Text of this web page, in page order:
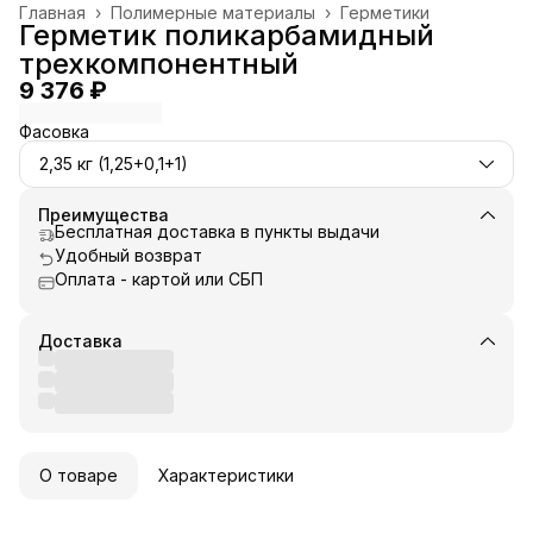
Герметики
Полимерные материалы ›
Главная ›
Герметик поликарбамидный
трехкомпонентный
9 376 ₽
Фасовка
2,35 кг (1,25+0,1+1)
Преимущества
Бесплатная доставка в пункты выдачи
Удобный возврат
Оплата - картой или СБП
Доставка
О товаре Характеристики